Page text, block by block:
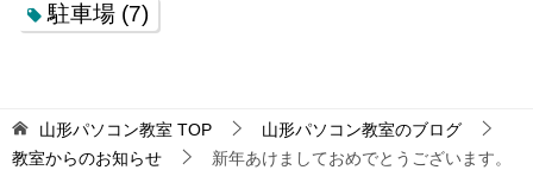
駐車場 (7)
山形パソコン教室 TOP
山形パソコン教室のブログ
教室からのお知らせ
新年あけましておめでとうございます。